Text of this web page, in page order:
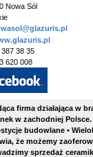
Nowa Sól
387 38 35
620 008
firma działająca w
w zachodniej
budowlane •
że możemy
sprzedaż